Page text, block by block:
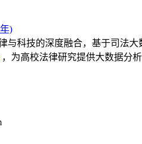
)
与科技的深度融合，基于司法
，为高校法律研究提供大数据分